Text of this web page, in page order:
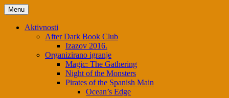
Skip
to
content
Menu
Aktivnosti
After Dark Book Club
Izazov 2016.
Organizirano igranje
Magic: The Gathering
Night of the Monsters
Pirates of the Spanish Main
Ocean’s Edge